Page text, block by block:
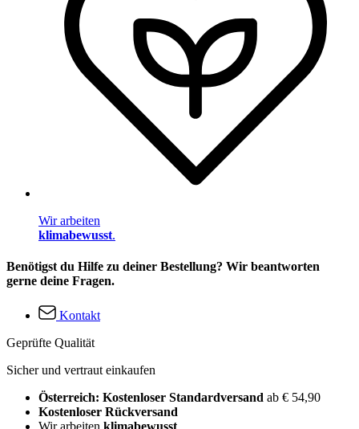
Wir arbeiten
klimabewusst.
Benötigst du Hilfe zu deiner Bestellung? Wir beantworten
gerne deine Fragen.
Kontakt
Geprüfte Qualität
Sicher und vertraut einkaufen
Österreich: Kostenloser Standardversand ab € 54,90
Kostenloser Rückversand